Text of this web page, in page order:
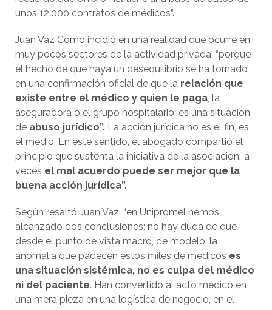
unos 12.000 contratos de médicos”.
Juan Vaz Como incidió en una realidad que ocurre en
muy pocos sectores de la actividad privada, “porque
el hecho de que haya un desequilibrio se ha tornado
en una confirmación oficial de que la relación que
existe entre el médico y quien le paga, la
aseguradora o el grupo hospitalario, es una situación
de abuso jurídico”. La acción jurídica no es el fin, es
el medio. En este sentido, el abogado compartió el
principio que sustenta la iniciativa de la asociación:”a
veces el mal acuerdo puede ser mejor que la
buena acción jurídica”.
Según resaltó Juan Vaz, “en Unipromel hemos
alcanzado dos conclusiones: no hay duda de que
desde el punto de vista macro, de modelo, la
anomalía que padecen estos miles de médicos es
una situación sistémica, no es culpa del médico
ni del paciente. Han convertido al acto médico en
una mera pieza en una logística de negocio, en el